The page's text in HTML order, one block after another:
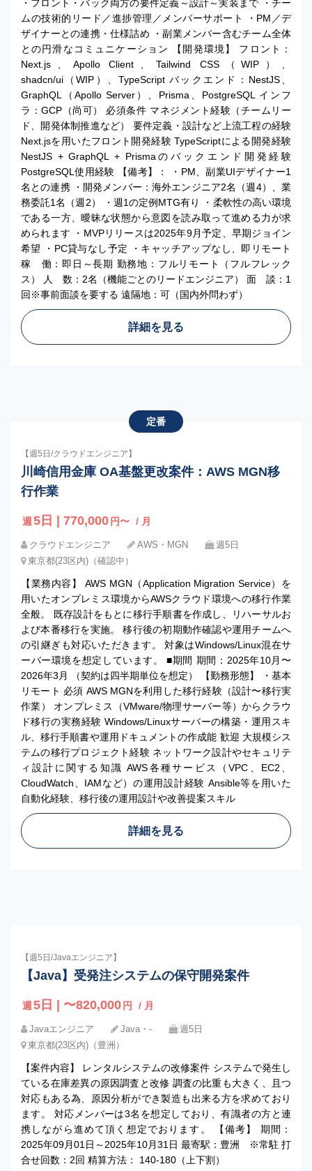
・フロント・バック両方の要件定義～設計～実装まで ・チー
ムの技術的リード／進捗管理／メンバーサポート ・PM／デ
ザイナーとの連携・仕様詰め ・副業メンバー含むチーム全体
との円滑なコミュニケーション 【開発環境】 フロント：
Next.js、Apollo Client、Tailwind CSS（WIP）、
shadcn/ui（WIP）、TypeScript バックエンド：NestJS、
GraphQL（Apollo Server）、Prisma、PostgreSQL インフ
ラ：GCP（尚可） 必須条件 マネジメント経験（チームリー
ド、開発体制推進など） 要件定義・設計など上流工程の経験
Next.jsを用いたフロント開発経験 TypeScriptによる開発経験
NestJS + GraphQL + Prismaのバックエンド開発経験
PostgreSQL使用経験 【備考】： ・PM、副業UIデザイナー1
名との連携 ・開発メンバー：海外エンジニア2名（週4）、業
務委託1名（週2） ・週1の定例MTG有り ・柔軟性の高い環境
である一方、曖昧な状態から意図を読み取って進める力が求
められます ・MVPリリースは2025年9月予定、早期ジョイン
希望 ・PC貸与なし予定 ・キャッチアップなし、即リモート
稼 働：即日～長期 勤務地：フルリモート（フルフレック
ス） 人 数：2名（機能ごとのリードエンジニア） 面 談：1
回※事前面談を要する 遠隔地：可（国内外問わず）
詳細を見る
定番
【週5日/クラウドエンジニア】
川崎信用金庫 OA基盤更改案件：AWS MGN移
行作業
週 5日 | 770,000 円〜 / 月
クラウドエンジニア AWS・MGN
週5日
東京都(23区内)（確認中）
【業務内容】 AWS MGN（Application Migration Service）を
用いたオンプレミス環境からAWSクラウド環境への移行作業
全般。 既存設計をもとに移行手順書を作成し、リハーサルお
よび本番移行を実施。 移行後の初期動作確認や運用チームへ
の引継ぎも対応いただきます。 対象はWindows/Linux混在サ
ーバー環境を想定しています。 ■期間 期間：2025年10月〜
2026年3月 （契約は四半期単位を想定） 【勤務形態】 ・基本
リモート 必須 AWS MGNを利用した移行経験（設計〜移行実
作業） オンプレミス（VMware/物理サーバー等）からクラウ
ド移行の実務経験 Windows/Linuxサーバーの構築・運用スキ
ル、移行手順書や運用ドキュメントの作成能 歓迎 大規模シス
テムの移行プロジェクト経験 ネットワーク設計やセキュリテ
ィ設計に関する知識 AWS各種サービス（VPC、EC2、
CloudWatch、IAMなど）の運用設計経験 Ansible等を用いた
自動化経験、移行後の運用設計や改善提案スキル
詳細を見る
【週5日/Javaエンジニア】
【Java】受発注システムの保守開発案件
週 5日 | 〜820,000 円 / 月
Javaエンジニア Java・‐
週5日
東京都(23区内)（豊洲）
【案件内容】 レンタルシステムの改修案件 システムで発生し
ている在庫差異の原因調査と改修 調査の比重も大きく、且つ
対応もある為、原因分析ができ製造も出来る方を求めており
ます。 対応メンバーは3名を想定しており、有識者の方と連
携しながら進めて頂く想定でおります。 【備考】 期間：
2025年09月01日～2025年10月31日 最寄駅：豊洲 ※常駐 打
合せ回数：2回 精算方法： 140-180（上下割）